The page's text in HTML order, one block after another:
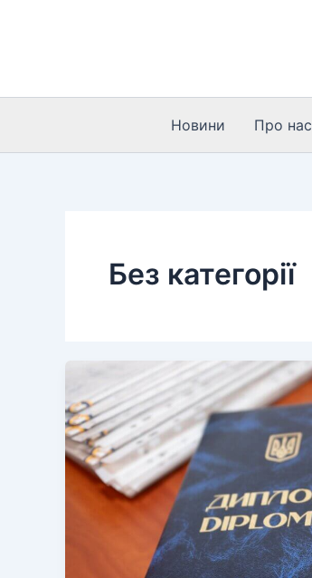
Новини Про нас
Без категорії